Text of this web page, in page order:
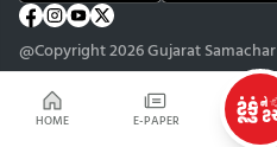
HOME E-PAPER
@Copyright 2026 Gujarat Samachar